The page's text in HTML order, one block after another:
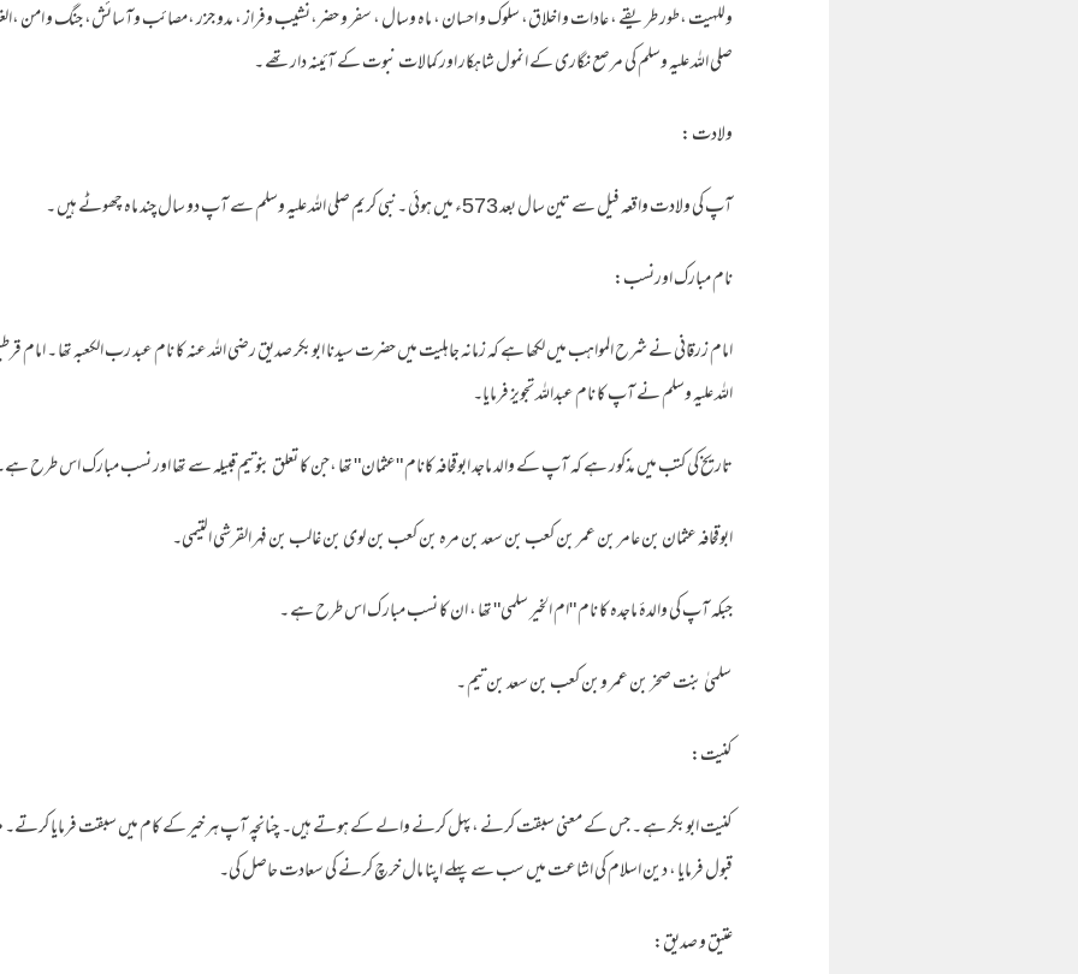
وللہیت ،طور طریقے ، عادات و اخلاق، سلوک و احسان ، ماہ وسال ، سفر و حضر،نشیب وفراز ، مدو جزر ،مصائب وآسائش، جنگ و امن
صلی اللہ علیہ وسلم کی مرصع نگاری کے انمول شاہکار اور کمالات نبوت کے آئینہ دارتھے ۔
ولادت :
آپ کی ولادت واقعہ فیل سے تین سال بعد 573ء میں ہوئی ۔نبی کریم صلی اللہ علیہ وسلم سے آپ دو سال چند ماہ چھوٹے ہیں ۔
نام مبارک اورنسب:
امام زرقانی نے شرح المواہب میں لکھا ہے کہ زمانہ جاہلیت میں حضرت سیدنا ابوبکر صدیق رضی اللہ عنہ کا نام عبد رب الکعبہ تھا ۔
اللہ علیہ وسلم نے آپ کا نام عبداللہ تجویز فرمایا۔
تاریخ کی کتب میں مذکور ہے کہ آپ کے والد ماجد ابوقحافہ کانام "عثمان" تھا ،جن کا تعلق بنوتیم قبیلہ سے تھا اور نسب مبارک اس طرح
ابوقحافہ عثمان بن عامر بن عمر بن کعب بن سعد بن مره بن کعب بن لوی بن غالب بن فہر القرشی التيمی۔
جبکہ آپ کی والدہٴ ماجدہ کا نام "ام الخیر سلمی" تھا ، ان کا نسب مبار ک اس طرح ہے ۔
سلمیٰ بنت صخر بن عمر وبن کعب بن سعد بن تيم ۔
کنیت:
کنیت ابوبکر ہے ۔ جس کے معنی سبقت کرنے ،پہل کرنے والے کے ہوتے ہیں۔ چنانچہ آپ ہر خیر کے کام میں سبقت فرمایا
قبول فرمایا ، دین اسلام کی اشاعت میں سب سے پہلے اپنا مال خرچ کرنے کی سعادت حاصل کی۔
عتیق و صدیق: